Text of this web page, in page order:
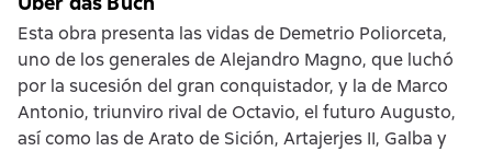
Esta obra presenta las vidas de Demetrio Poliorceta,
uno de los generales de Alejandro Magno, que luchó
por la sucesión del gran conquistador, y la de Marco
Antonio, triunviro rival de Octavio, el futuro Augusto,
así como las de Arato de Sición, Artajerjes II, Galba y